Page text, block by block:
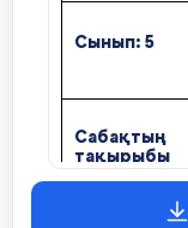
Сынып: 5
Сабақтың
тақырыбы